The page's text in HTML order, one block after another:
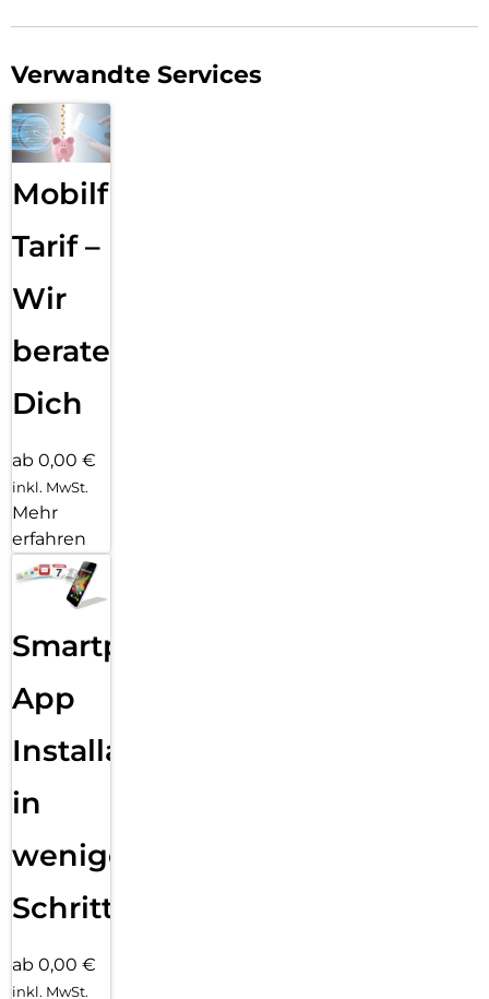
Verwandte Services
Mobilfunk
Tarif –
Wir
beraten
Dich
ab 0,00 €
inkl. MwSt.
Mehr
erfahren
Smartphone
App
Installation
in
wenigen
Schritten
ab 0,00 €
inkl. MwSt.